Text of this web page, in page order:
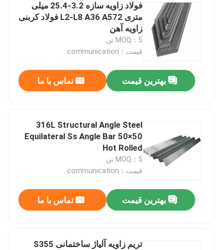
فولاد زاویه سازه 3.2-25.4 میلی
متری L2-L8 A36 A572 فولاد کربنی
زاویه آهن
MOQ：5 تن
قیمت：communication
بهترین قیمت تماس با ما
316L Structural Angle Steel
Equilateral Ss Angle Bar 50×50
Hot Rolled
MOQ：5 تن
قیمت：communication
بهترین قیمت تماس با ما
تریم زاویه آلیاژ ساختمانی S355